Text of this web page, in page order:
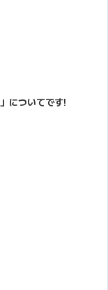
についてです!